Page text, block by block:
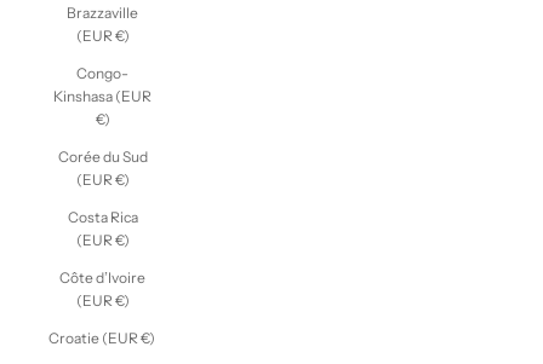
Brazzaville
(EUR €)
Congo-
Kinshasa (EUR
€)
Corée du Sud
(EUR €)
Costa Rica
(EUR €)
Côte d’Ivoire
(EUR €)
Croatie (EUR €)